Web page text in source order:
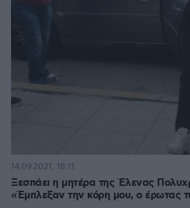
Ξεσπάει η μητέρα της Έλενας
«Έμπλεξαν την κόρη μου, ο έρωτας
14.09.2021, 18:11